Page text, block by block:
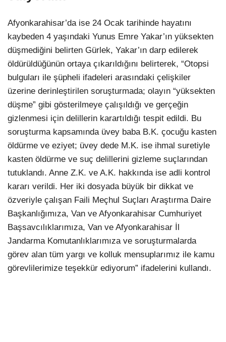
Afyonkarahisar’da ise 24 Ocak tarihinde hayatını
kaybeden 4 yaşındaki Yunus Emre Yakar’ın yüksekten
düşmediğini belirten Gürlek, Yakar’ın darp edilerek
öldürüldüğünün ortaya çıkarıldığını belirterek, “Otopsi
bulguları ile şüpheli ifadeleri arasındaki çelişkiler
üzerine derinleştirilen soruşturmada; olayın “yüksekten
düşme” gibi gösterilmeye çalışıldığı ve gerçeğin
gizlenmesi için delillerin karartıldığı tespit edildi. Bu
soruşturma kapsamında üvey baba B.K. çocuğu kasten
öldürme ve eziyet; üvey dede M.K. ise ihmal suretiyle
kasten öldürme ve suç delillerini gizleme suçlarından
tutuklandı. Anne Z.K. ve A.K. hakkında ise adli kontrol
kararı verildi. Her iki dosyada büyük bir dikkat ve
özveriyle çalışan Faili Meçhul Suçları Araştırma Daire
Başkanlığımıza, Van ve Afyonkarahisar Cumhuriyet
Başsavcılıklarımıza, Van ve Afyonkarahisar İl
Jandarma Komutanlıklarımıza ve soruşturmalarda
görev alan tüm yargı ve kolluk mensuplarımız ile kamu
görevlilerimize teşekkür ediyorum” ifadelerini kullandı.